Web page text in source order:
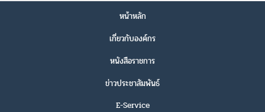
หน้าหลัก
เกี่ยวกับองค์กร
หนังสือราชการ
ข่าวประชาสัมพันธ์
E-Service